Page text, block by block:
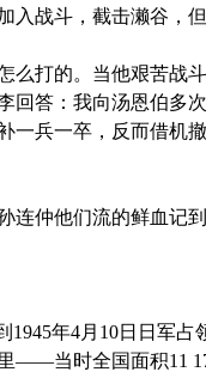
入战斗，截击濑谷，
打的。当他艰苦战斗
回答：我向汤恩伯
一兵一卒，反而借机
仲他们流的鲜血记到
年4月10日日军占
——当时全国面积11